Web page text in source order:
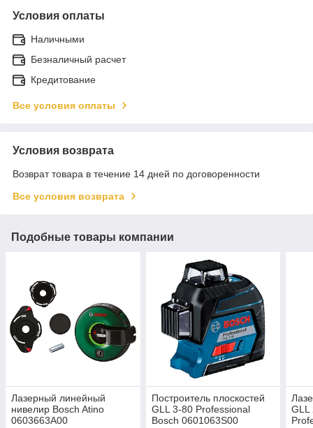
Условия оплаты
Наличными
Безналичный расчет
Кредитование
Все условия оплаты
Условия возврата
Возврат товара в течение 14 дней по договоренности
Все условия возврата
Подобные товары компании
Лазерный линейный
нивелир Bosch Atino
0603663A00
Построитель плоскостей
GLL 3-80 Professional
Bosch 0601063S00
GLL